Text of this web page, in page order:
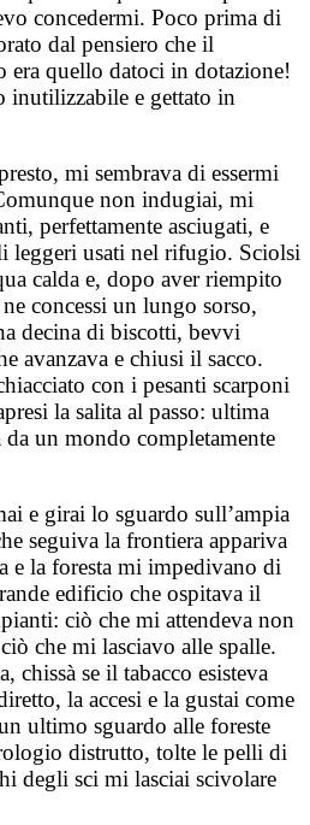
concedermi. Poco prima di
dal pensiero che il
era quello datoci in dotazione!
inutilizzabile e gettato in
mi sembrava di essermi
non indugiai, mi
perfettamente asciugati, e
leggeri usati nel rifugio. Sciolsi
calda e, dopo aver riempito
concessi un lungo sorso,
decina di biscotti, bevvi
avanzava e chiusi il sacco.
con i pesanti scarponi
la salita al passo: ultima
da un mondo completamente
e girai lo sguardo sull’ampia
seguiva la frontiera appariva
e la foresta mi impedivano di
edificio che ospitava il
ciò che mi attendeva non
che mi lasciavo alle spalle.
chissà se il tabacco esisteva
la accesi e la gustai come
ultimo sguardo alle foreste
distrutto, tolte le pelli di
degli sci mi lasciai scivolare